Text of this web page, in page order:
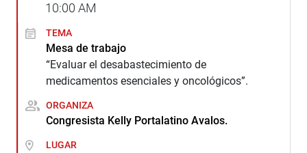
10:00 AM
TEMA
Mesa de trabajo
“Evaluar el desabastecimiento de
medicamentos esenciales y oncológicos”.
ORGANIZA
Congresista Kelly Portalatino Avalos.
LUGAR